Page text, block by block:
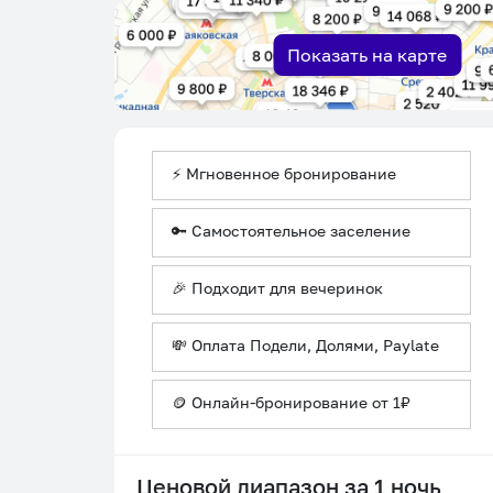
Показать на карте
⚡ Мгновенное бронирование
🔑 Самостоятельное заселение
🎉 Подходит для вечеринок
💸 Оплата Подели, Долями, Paylate
🪙 Онлайн-бронирование от 1₽
Ценовой диапазон за 1 ночь